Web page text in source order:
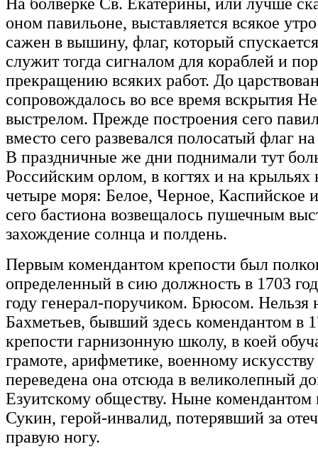
оном павильоне, выставляется всякое
сажен в вышину, флаг, который
служит тогда сигналом для кораблей и
прекращению всяких работ. До
сопровождалось во все время вскрытия
выстрелом. Прежде построения сего
вместо сего развевался полосатый флаг
В праздничные же дни поднимали тут
Российским орлом, в когтях и на крыльях
четыре моря: Белое, Черное, Каспийское
сего бастиона возвещалось пушечным
захождение солнца и полдень.
Первым комендантом крепости был
определенный в сию должность в 1703
году генерал-поручиком. Брюсом. Нельзя
Бахметьев, бывший здесь комендантом в
крепости гарнизонную школу, в коей
грамоте, арифметике, военному
переведена она отсюда в великолепный
Езуитскому обществу. Ныне комендантом
Сукин, герой-инвалид, потерявший за
правую ногу.